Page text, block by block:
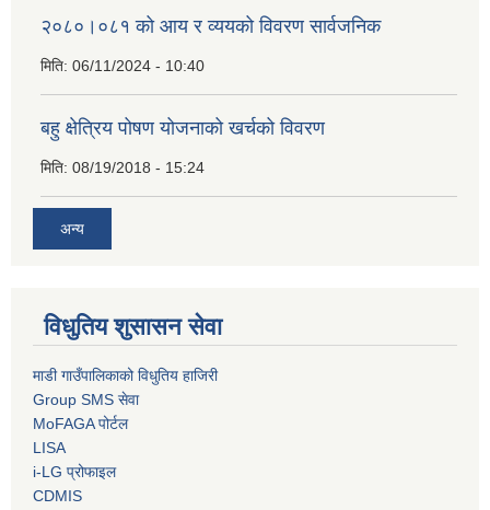
२०८०।०८१ को आय र व्ययको विवरण सार्वजनिक
मिति: 06/11/2024 - 10:40
बहु क्षेत्रिय पोषण योजनाको खर्चको विवरण
मिति: 08/19/2018 - 15:24
अन्य
विधुतिय शुसासन सेवा
माडी गाउँपालिकाको विधुतिय हाजिरी
Group SMS सेवा
MoFAGA पोर्टल
LISA
i-LG प्रोफाइल
CDMIS